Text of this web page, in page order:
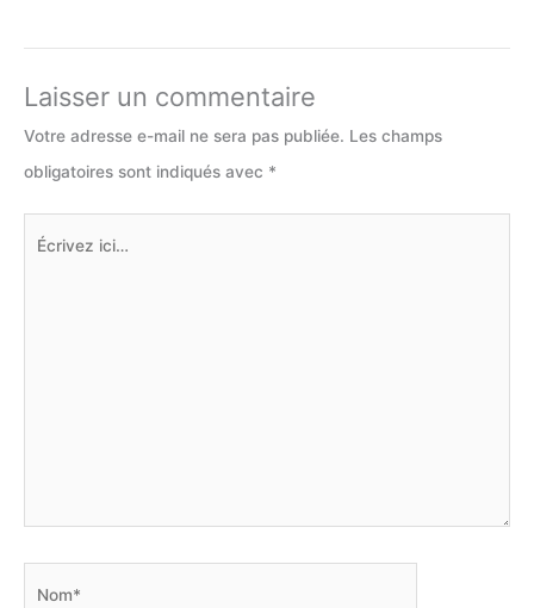
Laisser un commentaire
Votre adresse e-mail ne sera pas publiée. Les champs
obligatoires sont indiqués avec *